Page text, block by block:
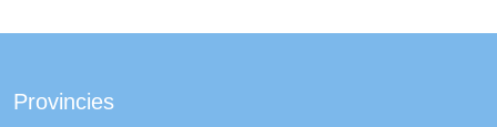
Provincies